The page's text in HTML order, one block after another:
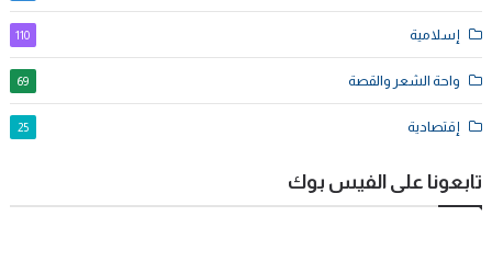
إسلامية 110
واحة الشعر والقصة 69
إقتصادية 25
تابعونا على الفيس بوك